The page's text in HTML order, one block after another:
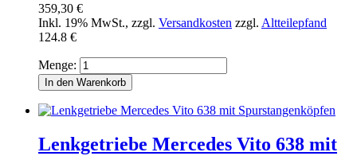
359,30 €
Inkl. 19% MwSt., zzgl. Versandkosten zzgl. Altteilepfand
124.8 €
Menge:
In den Warenkorb
Lenkgetriebe Mercedes Vito 638 mit